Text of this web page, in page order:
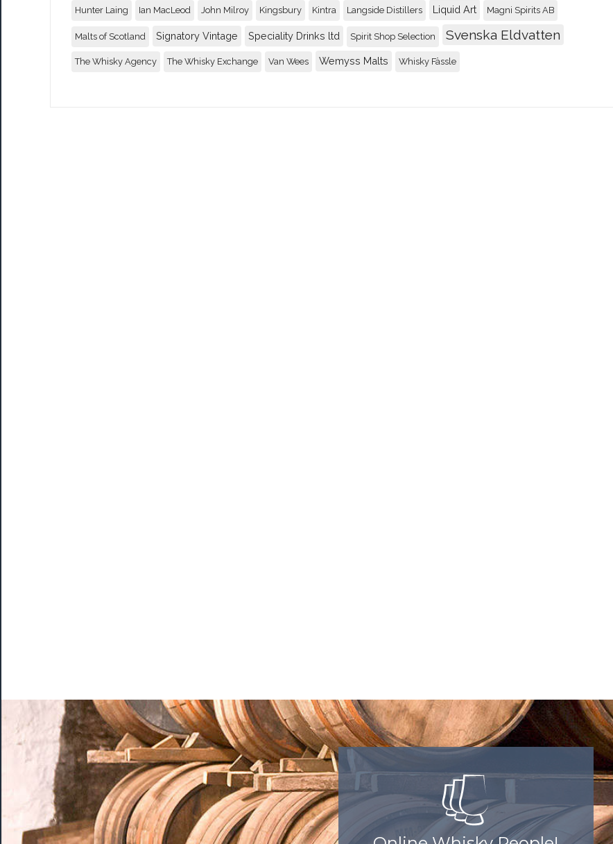
Hunter Laing Ian MacLeod John Milroy Kingsbury Kintra Langside Distillers Liquid Art Magni Spirits AB
Malts of Scotland Signatory Vintage Speciality Drinks ltd Spirit Shop Selection Svenska Eldvatten
The Whisky Agency The Whisky Exchange Van Wees Wemyss Malts Whisky Fässle